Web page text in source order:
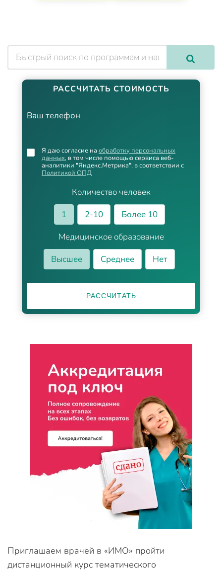
РАССЧИТАТЬ СТОИМОСТЬ
Ваш телефон
Количество человек
1
2-10
Более 10
Медицинское образование
Высшее
Среднее Нет
Я даю согласие на обработку персональных
данных, в том числе помощью сервиса веб-
аналитики "Яндекс.Метрика", в соответствии с
Политикой ОПД
РАССЧИТАТЬ
Приглашаем врачей в «ИМО» пройти
дистанционный курс тематического